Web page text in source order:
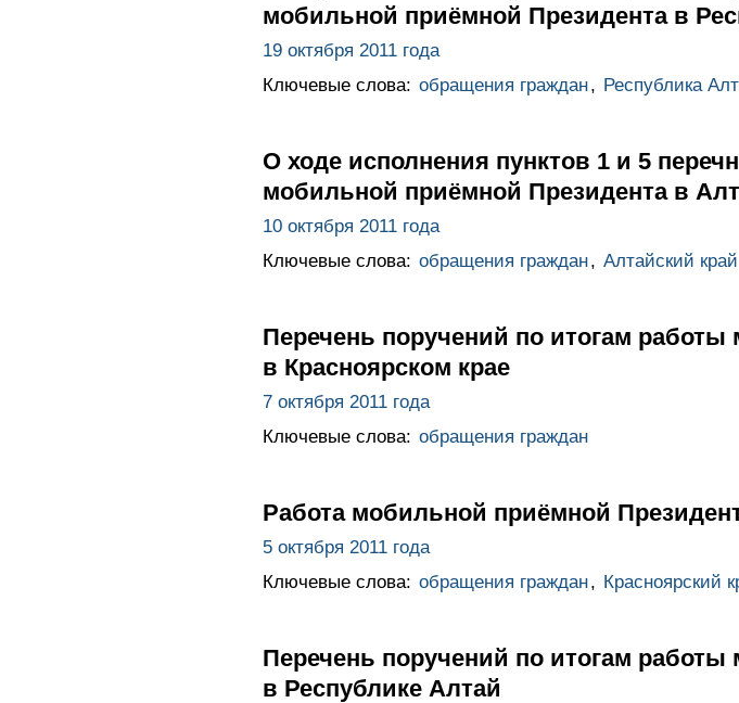
мобильной приёмной Президента в
19 октября 2011 года
Ключевые слова: обращения граждан, Республика
О ходе исполнения пунктов 1 и 5
мобильной приёмной Президента в
10 октября 2011 года
Ключевые слова: обращения граждан, Алтайский край
Перечень поручений по итогам
в Красноярском крае
7 октября 2011 года
Ключевые слова: обращения граждан
Работа мобильной приёмной
5 октября 2011 года
Ключевые слова: обращения граждан, Красноярский
Перечень поручений по итогам
в Республике Алтай